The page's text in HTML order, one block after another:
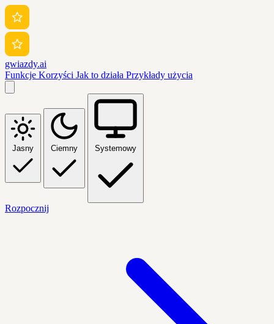
gwiazdy.ai
Funkcje Korzyści Jak to działa Przykłady użycia
Jasny Ciemny Systemowy
Rozpocznij